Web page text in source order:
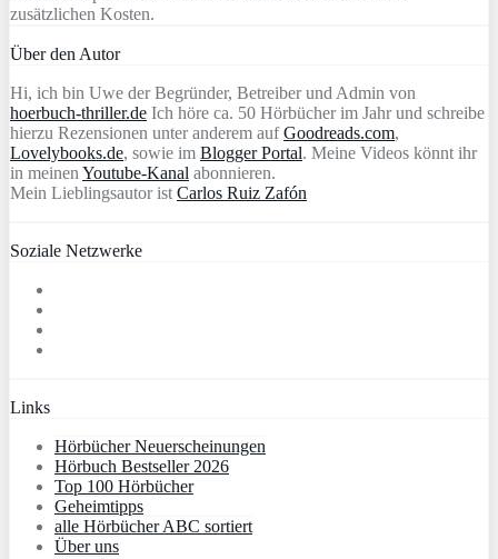
zusätzlichen Kosten.
Über den Autor
Hi, ich bin Uwe der Begründer, Betreiber und Admin von
hoerbuch-thriller.de Ich höre ca. 50 Hörbücher im Jahr und schreibe
hierzu Rezensionen unter anderem aufGoodreads.com,
Lovelybooks.de, sowie im Blogger Portal. Meine Videos könnt ihr
in meinen Youtube-Kanal abonnieren.
Mein Lieblingsautor ist Carlos Ruiz Zafón
Soziale Netzwerke
Links
Hörbücher Neuerscheinungen
Hörbuch Bestseller 2026
Top 100 Hörbücher
Geheimtipps
alle Hörbücher ABC sortiert
Über uns